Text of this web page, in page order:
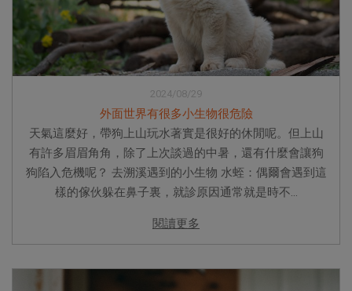
2024/08/29
外面世界有很多小生物很危險
天氣這麼好，帶狗上山玩水著實是很好的休閒呢。但上山
有許多眉眉角角，除了上次談過的中暑，還有什麼會讓狗
狗陷入危機呢？ 去溯溪遇到的小生物 水蛭：偶爾會遇到這
樣的傢伙躲在鼻子裏，就診原因通常就是時不...
閱讀更多